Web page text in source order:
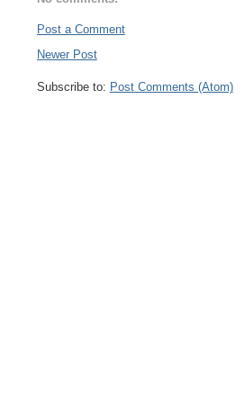
Post a Comment
Newer Post
Subscribe to: Post Comments (Atom)